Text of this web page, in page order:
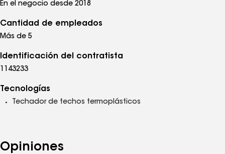
En el negocio desde 2018
Cantidad de empleados
Más de 5
Identificación del contratista
1143233
Tecnologías
Techador de techos termoplásticos
Opiniones